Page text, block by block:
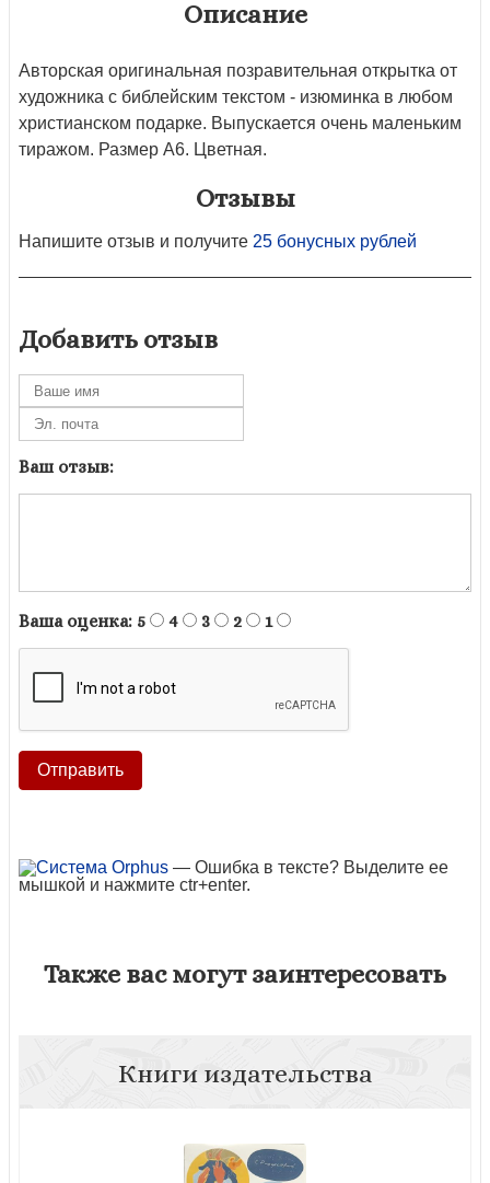
Описание
Авторская оригинальная позравительная открытка от
художника с библейским текстом - изюминка в любом
христианском подарке. Выпускается очень маленьким
тиражом. Размер А6. Цветная.
Отзывы
Напишите отзыв и получите 25 бонусных рублей
Добавить отзыв
Ваш отзыв:
Ваша оценка: 5 4 3 2 1
— Ошибка в тексте? Выделите ее
мышкой и нажмите ctr+enter.
Также вас могут заинтересовать
Книги издательства